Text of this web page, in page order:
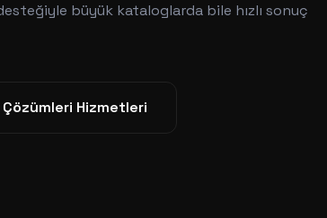
büyük kataloglarda bile hızlı sonuç
Hizmetleri